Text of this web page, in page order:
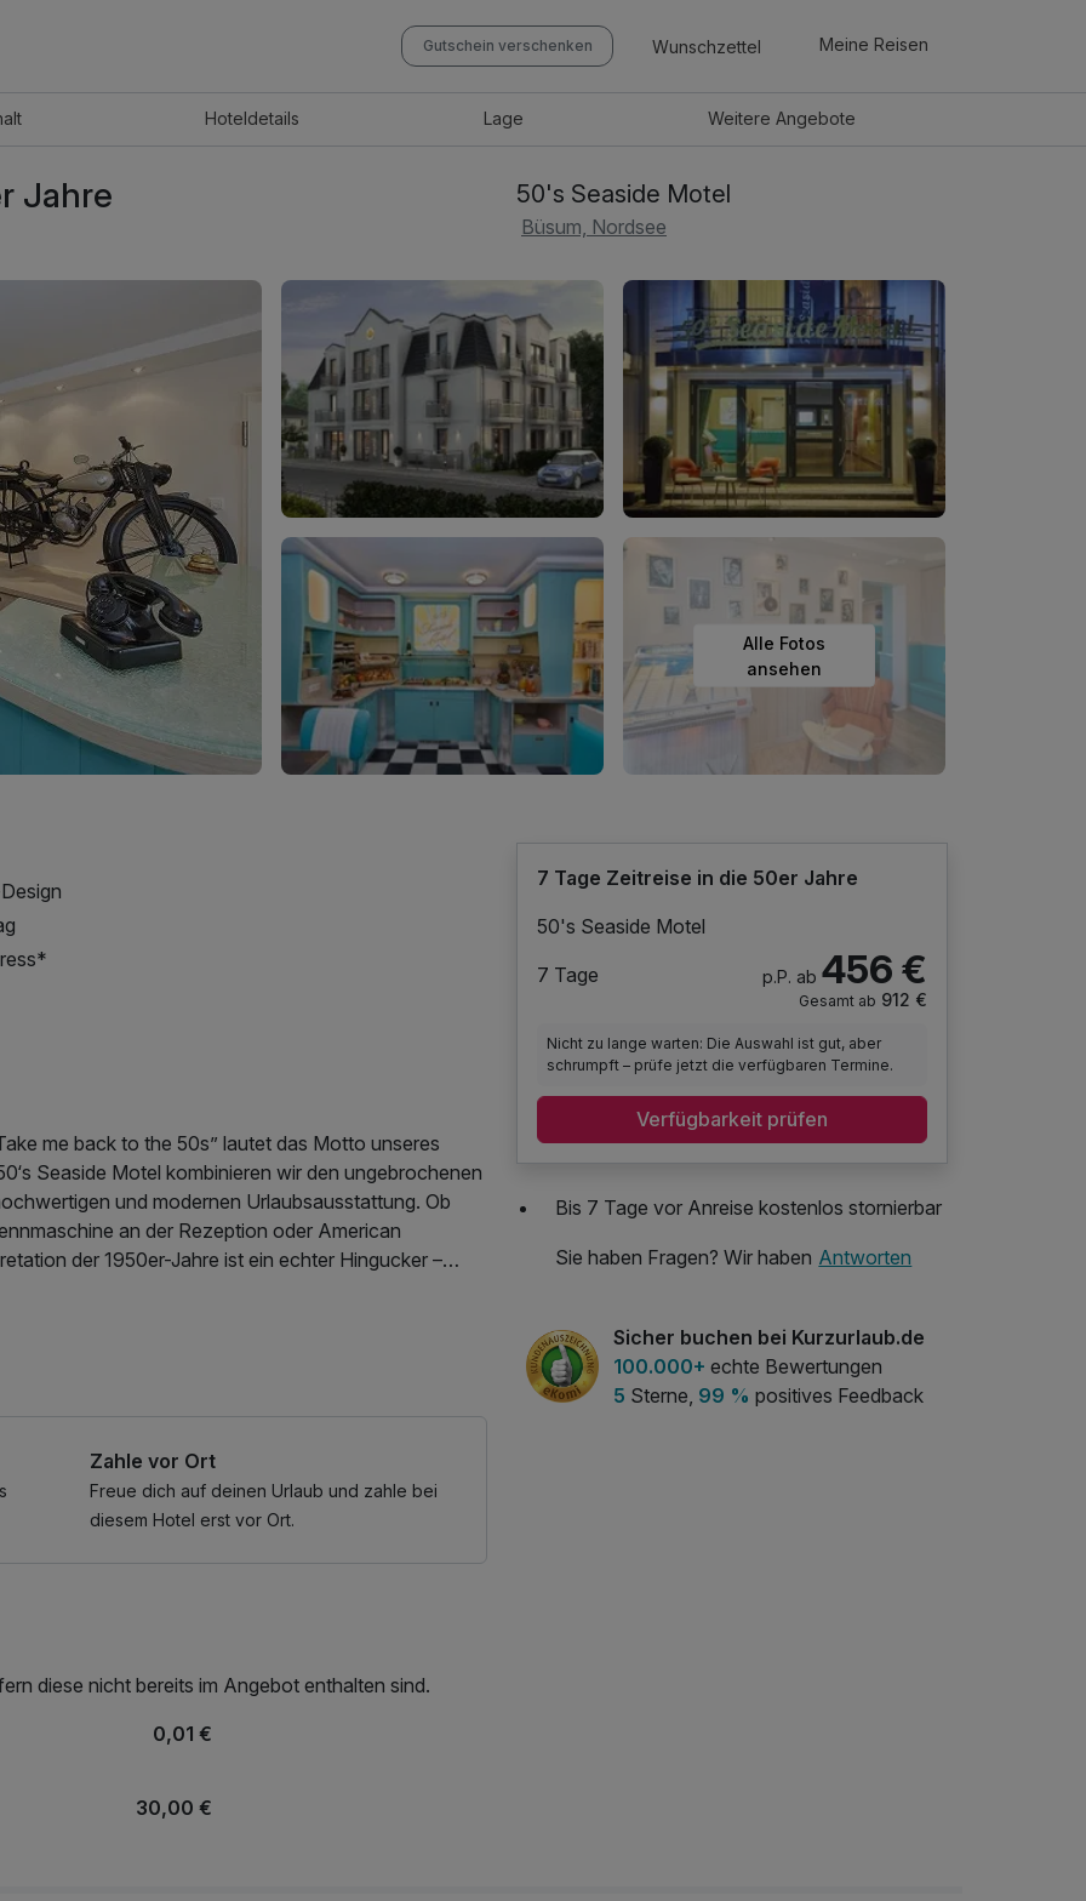
Gutschein verschenken Wunschzettel Meine Reisen
Hoteldetails Lage WeitereAngebote
Jahre 50's Seaside Motel
Büsum, Nordsee
Alle Fotos
ansehen
me back to the 50s” lautet das Motto unseres
Seaside Motel kombinieren wir den ungebrochenen
und modernen Urlaubsausstattung. Ob
an der Rezeption oder American
der 1950er-Jahre ist ein echter Hingucker –
der besonderen Art. Mit einem erstklassigen
2, die die Gemeinde Büsum verlassen, wird der
Kaffee/Tee im Zimmer
Zahle vor Ort
Freue dich auf deinen Urlaub und zahle bei
diesem Hotel erst vor Ort.
diese nicht bereits im Angebot enthalten sind.
0,01 €
30,00 €
7 Tage Zeitreise in die 50er Jahre
50's Seaside Motel
7 Tage
p.P. ab 456 €
Gesamt ab 912 €
Nicht zu lange warten: Die Auswahl ist gut, aber
schrumpft – prüfe jetzt die verfügbaren Termine.
Verfügbarkeit prüfen
Bis 7 Tage vor Anreise kostenlos stornierbar
Sie haben Fragen? Wir haben Antworten
Sicher buchen bei Kurzurlaub.de
100.000+ echte Bewertungen
5 Sterne, 99 % positives Feedback